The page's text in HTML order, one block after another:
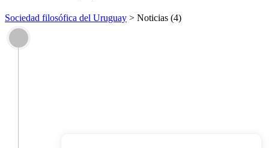
Sociedad filosófica del Uruguay > Noticias (4)